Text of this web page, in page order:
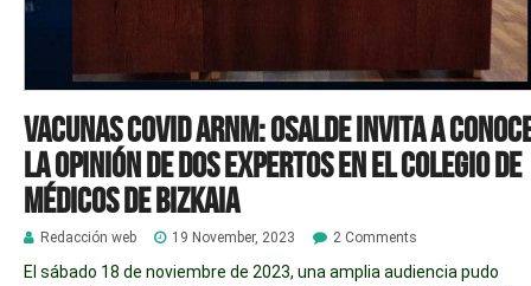
Vacunas Covid ARNm: Osalde invita a
la opinión de dos expertos en el Colegio de
Médicos de Bizkaia
Redacción web 19 November, 2023 2 Comments
El sábado 18 de noviembre de 2023, una amplia audiencia pudo